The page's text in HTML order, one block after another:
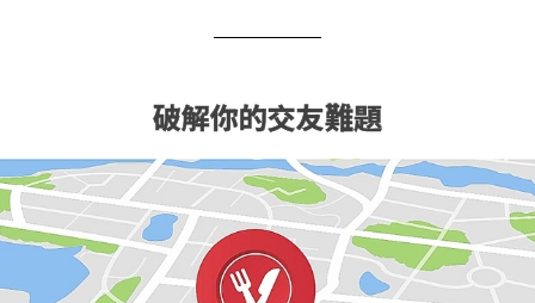
破解你的交友難題